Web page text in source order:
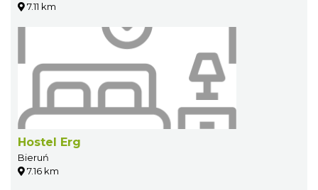
7.11 km
Hostel Erg
Bieruń
7.16 km